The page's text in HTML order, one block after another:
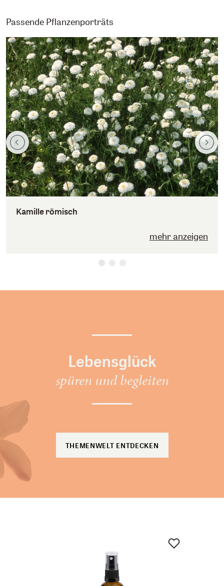
Passende Pflanzenporträts
Kamille römisch
mehr anzeigen
Lebensglück
spüren und begleiten
THEMENWELT ENTDECKEN